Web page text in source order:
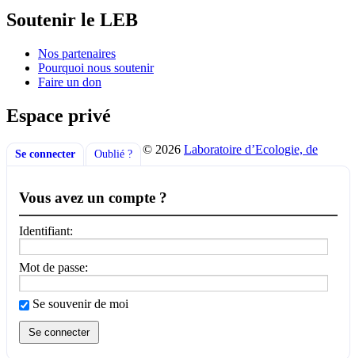
Soutenir le LEB
Nos partenaires
Pourquoi nous soutenir
Faire un don
Espace privé
Se connecter Oublié ?
Vous avez un compte ?
Identifiant:
Mot de passe:
Se souvenir de moi
© 2026 Laboratoire d’Ecologie, de